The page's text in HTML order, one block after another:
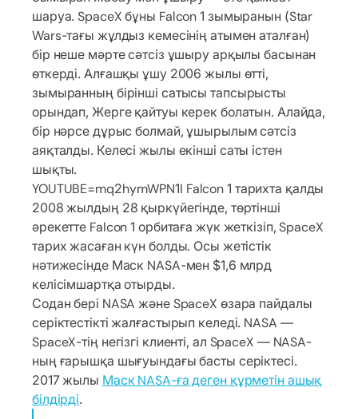
шаруа. SpaceX бұны Falcon 1 зымыранын (Star
Wars-тағы жұлдыз кемесінің атымен аталған)
бір неше мәрте сәтсіз ұшыру арқылы басынан
өткерді. Алғашқы ұшу 2006 жылы өтті,
зымыранның бірінші сатысы тапсырысты
орындап, Жерге қайтуы керек болатын. Алайда,
бір нәрсе дұрыс болмай, ұшырылым сәтсіз
аяқталды. Келесі жылы екінші саты істен
шықты.
YOUTUBE=mq2hymWPN1I Falcon 1 тарихта қалды
2008 жылдың 28 қыркүйегінде, төртінші
әрекетте Falcon 1 орбитаға жүк жеткізіп, SpaceX
тарих жасаған күн болды. Осы жетістік
нәтижесінде Маск NASA-мен $1,6 млрд
келісімшартқа отырды.
Содан бері NASA және SpaceX өзара пайдалы
серіктестікті жалғастырып келеді. NASA —
SpaceX-тің негізгі клиенті, ал SpaceX — NASA-
ның ғарышқа шығуындағы басты серіктесі.
2017 жылы Маск NASA-ға деген құрметін ашық
білдірді.